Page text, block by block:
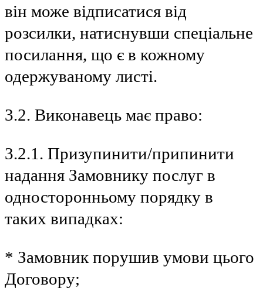
він може відписатися від
розсилки, натиснувши спеціальне
посилання, що є в кожному
одержуваному листі.
3.2. Виконавець має право:
3.2.1. Призупинити/припинити
надання Замовнику послуг в
односторонньому порядку в
таких випадках:
* Замовник порушив умови цього
Договору;